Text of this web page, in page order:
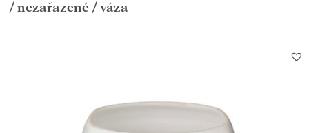
/ nezařazené / váza